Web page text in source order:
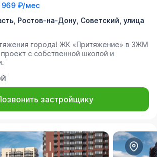
969 ₽/мес
Ростов-на-Дону, Советский, улица
города! ЖК «Притяжение» в ЗЖМ
с собственной школой и
застройщику